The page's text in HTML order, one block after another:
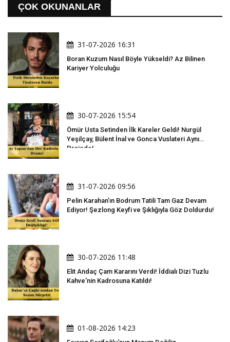
ÇOK OKUNANLAR
31-07-2026 16:31
Boran Kuzum Nasıl Böyle Yükseldi? Az Bilinen
Kariyer Yolculuğu
30-07-2026 15:54
Ömür Usta Setinden İlk Kareler Geldi! Nurgül
Yeşilçay, Bülent İnal ve Gonca Vuslateri Aynı
Projede!
31-07-2026 09:56
Pelin Karahan'ın Bodrum Tatili Tam Gaz Devam
Ediyor! Şezlong Keyfi ve Şıklığıyla Göz Doldurdu!
30-07-2026 11:48
Elit Andaç Çam Kararını Verdi! İddialı Dizi Tuzlu
Kahve'nin Kadrosuna Katıldı!
01-08-2026 14:23